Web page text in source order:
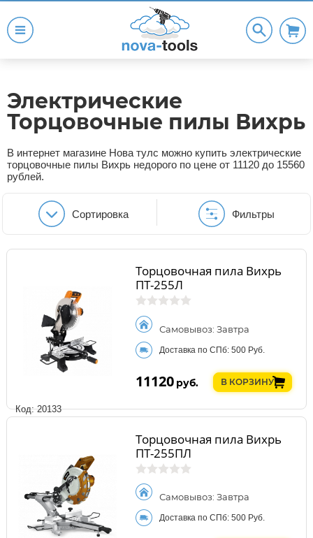
Электрические
Торцовочные пилы Вихрь
В интернет магазине Нова тулс можно купить электрические
торцовочные пилы Вихрь недорого по цене от 11120 до 15560
рублей.
Сортировка Фильтры
Код: 20133
Торцовочная пила Вихрь
ПТ-255Л
Самовывоз: Завтра
Доставка по СПб: 500 Руб.
11120 руб. В КОРЗИНУ
Торцовочная пила Вихрь
ПТ-255ПЛ
Самовывоз: Завтра
Доставка по СПб: 500 Руб.